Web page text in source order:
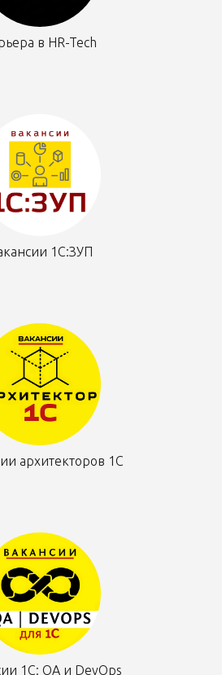
в HR-Tech
1С:ЗУП
архитекторов 1С
1С: QA и DevOps